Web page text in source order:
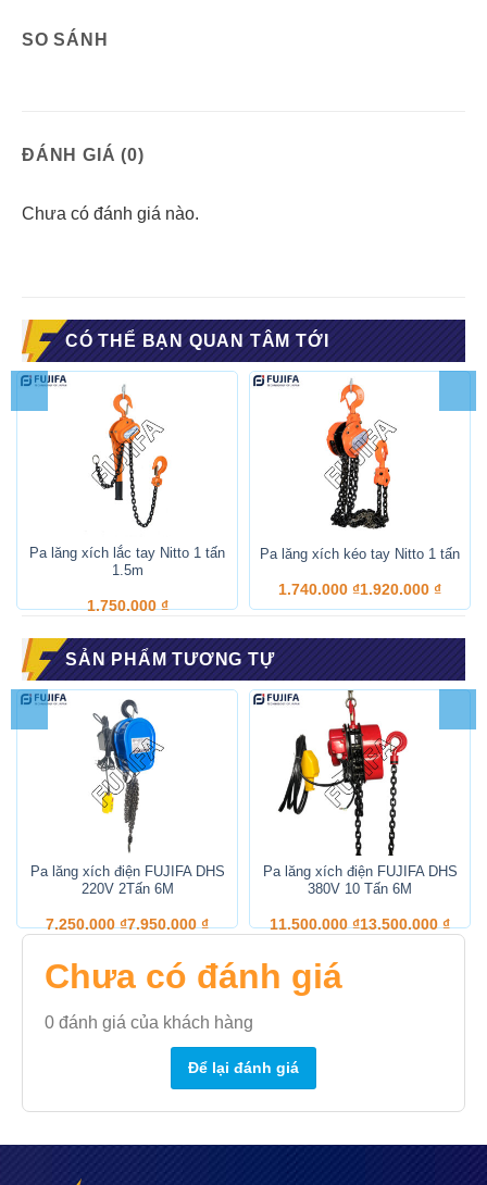
SO SÁNH
ĐÁNH GIÁ (0)
Chưa có đánh giá nào.
CÓ THỂ BẠN QUAN TÂM TỚI
Pa lăng xích lắc tay Nitto 1 tấn
1.5m
1.750.000₫
Pa lăng xích kéo tay Nitto 1 tấn
1.740.000 ₫1.920.000 ₫
SẢN PHẨM TƯƠNG TỰ
Pa lăng xích điện FUJIFA DHS
220V 2Tấn 6M
7.250.000₫7.950.000₫
Pa lăng xích điện FUJIFA DHS
380V 10 Tấn 6M
11.500.000₫13.500.000₫
Chưa có đánh giá
0 đánh giá của khách hàng
Để lại đánh giá